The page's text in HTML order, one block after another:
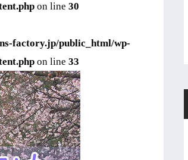
on line 30
factory.jp/public_html/wp-
on line 33